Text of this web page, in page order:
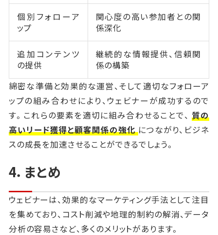
個別フォローア
ップ
関心度の高い参加者との関
係深化
追加コンテンツ
の提供
継続的な情報提供、信頼関
係の構築
綿密な準備と効果的な運営、そして適切なフォローア
ップの組み合わせにより、ウェビナーが成功するので
す。これらの要素を適切に組み合わせることで、質の
高いリード獲得と顧客関係の強化につながり、ビジネ
スの成長を加速させることができるでしょう。
4．まとめ
ウェビナーは、効果的なマーケティング手法として注目
を集めており、コスト削減や地理的制約の解消、データ
分析の容易さなど、多くのメリットがあります。